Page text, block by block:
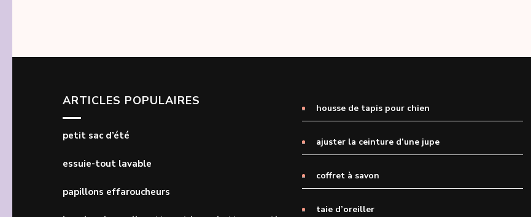
ARTICLES POPULAIRES
petit sac d’été
essuie-tout lavable
papillons effaroucheurs
housse de tapis pour chien
ajuster la ceinture d’une jupe
coffret à savon
taie d’oreiller